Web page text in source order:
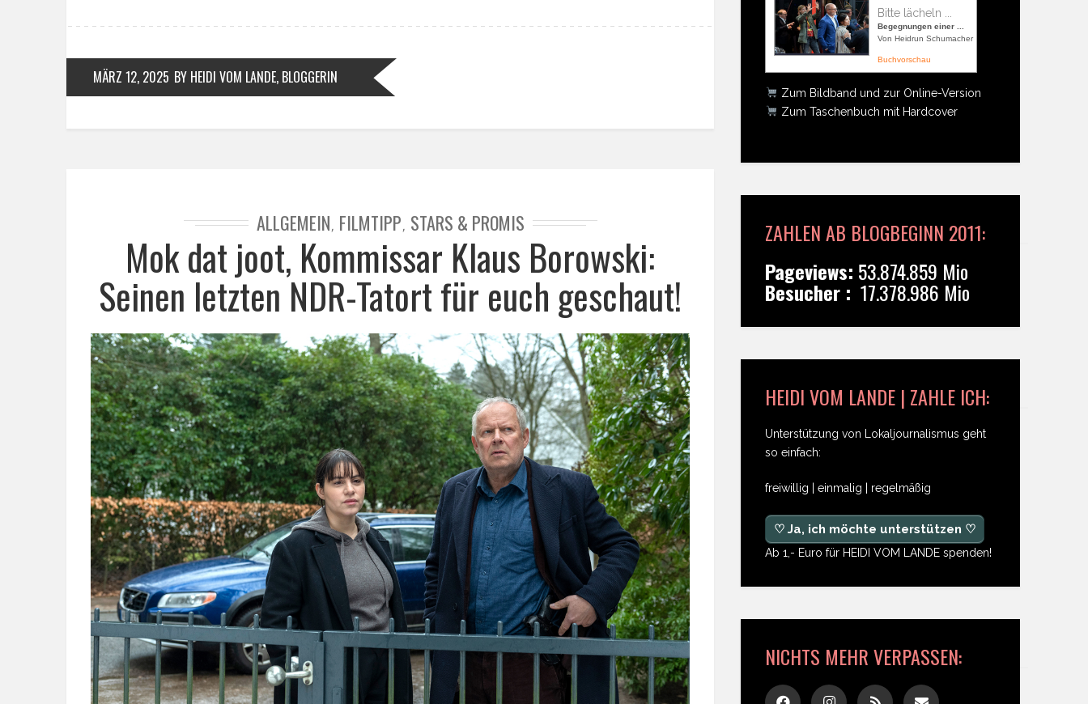
MÄRZ 12, 2025 BY HEIDI VOM LANDE, BLOGGERIN
ALLGEMEIN, FILMTIPP, STARS & PROMIS
Mok dat joot, Kommissar Klaus Borowski:
Seinen letzten NDR-Tatort für euch geschaut!
Bitte lächeln ...
Begegnungen einer ...
Von Heidrun Schumacher
Buchvorschau
Zum Bildband und zur Online-Version
Zum Taschenbuch mit Hardcover
ZAHLEN AB BLOGBEGINN 2011:
Pageviews: 53.874.859 Mio
Besucher : 17.378.986 Mio
HEIDI VOM LANDE | ZAHLE ICH:
Unterstützung von Lokaljournalismus geht
so einfach:
freiwillig | einmalig | regelmäßig
♡ Ja, ich möchte unterstützen ♡
Ab 1,- Euro für HEIDI VOM LANDE spenden!
NICHTS MEHR VERPASSEN: